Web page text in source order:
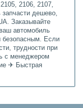
2106, 2107,
дешево,
Заказывайте
автомобиль
безопасным. Если
трудности при
с менеджером
✈ Быстрая